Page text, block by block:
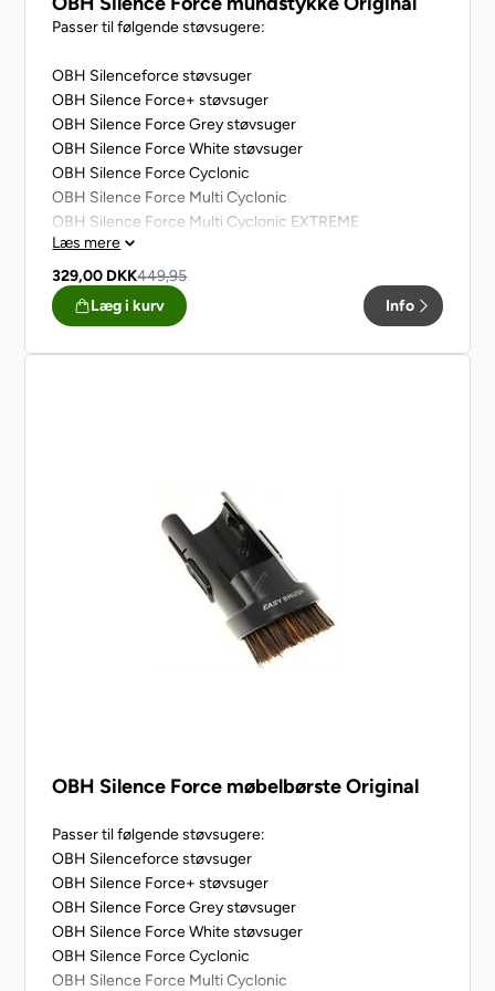
Passer til følgende støvsugere:
OBH Silenceforce støvsuger
OBH Silence Force+ støvsuger
OBH Silence Force Grey støvsuger
OBH Silence Force White støvsuger
OBH Silence Force Cyclonic
OBH Silence Force Multi Cyclonic
OBH Silence Force Multi Cyclonic EXTREME
OBH Xtrem Power støvsuger
OBH Compact Force støvsuger
Læs mere
329,00 DKK449,95
Læg i kurv
Info
OBH Silence Force møbelbørste Original
Passer til følgende støvsugere:
OBH Silenceforce støvsuger
OBH Silence Force+ støvsuger
OBH Silence Force Grey støvsuger
OBH Silence Force White støvsuger
OBH Silence Force Cyclonic
OBH Silence Force Multi Cyclonic